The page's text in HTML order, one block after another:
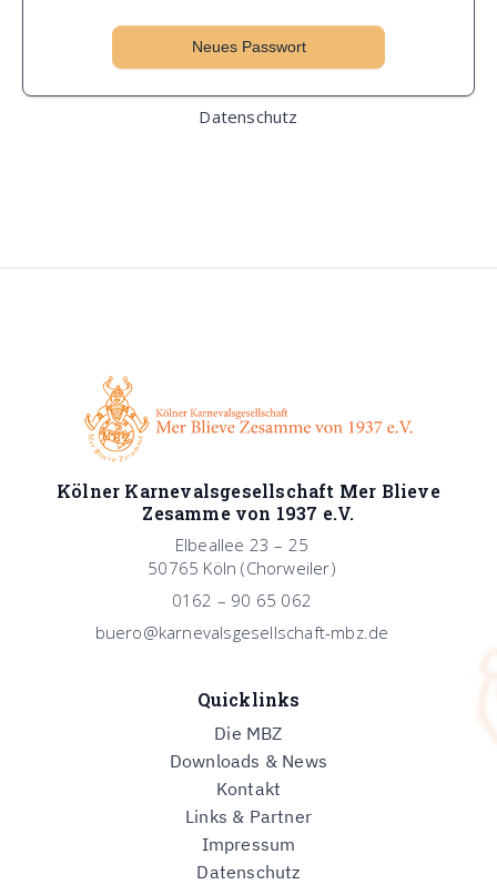
Datenschutz
Kölner Karnevalsgesellschaft Mer Blieve
Zesamme von 1937 e.V.
Elbeallee 23 – 25
50765 Köln (Chorweiler)
0162 – 90 65 062
buero@karnevalsgesellschaft-mbz.de
Quicklinks
Die MBZ
Downloads & News
Kontakt
Links & Partner
Impressum
Datenschutz